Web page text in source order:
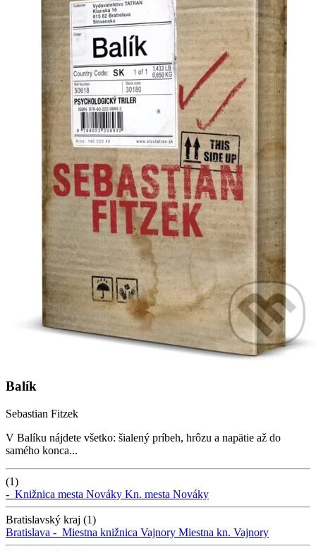
Balík
Sebastian Fitzek
V Balíku nájdete všetko: šialený príbeh, hrôzu a napätie až do
samého konca...
(1)
- Knižnica mesta Nováky Kn. mesta Nováky
Bratislavský kraj (1)
Bratislava - Miestna knižnica Vajnory Miestna kn. Vajnory